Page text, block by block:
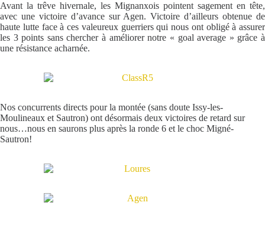
Avant la trêve hivernale, les Mignanxois pointent sagement en tête,
avec une victoire d’avance sur Agen. Victoire d’ailleurs obtenue de
haute lutte face à ces valeureux guerriers qui nous ont obligé à assurer
les 3 points sans chercher à améliorer notre « goal average » grâce à
une résistance acharnée.
Nos concurrents directs pour la montée (sans doute Issy-les-
Moulineaux et Sautron) ont désormais deux victoires de retard sur
nous…nous en saurons plus après la ronde 6 et le choc Migné-
Sautron!